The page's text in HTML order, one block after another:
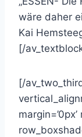
wäre daher
Kai
[/
[/